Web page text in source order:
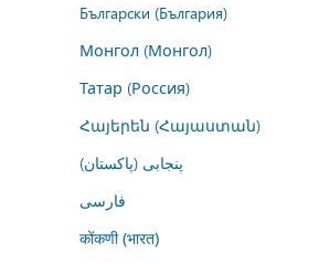
Български (България)
Монгол (Монгол)
Татар (Россия)
Հայերեն (Հայաստան)
پنجابی (پاکستان)
فارسى
कोंकणी (भारत)